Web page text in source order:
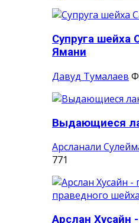
Супруга шейха
Ямани
Давуд Тумалаев
Выдающиеся
Арсланали
771
Арслан Хусайн